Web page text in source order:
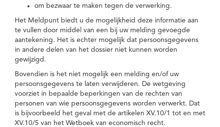
om bezwaar te maken tegen de verwerking.
Het Meldpunt biedt u de mogelijkheid deze informatie aan
te vullen door middel van een bij uw melding gevoegde
aantekening. Het is echter mogelijk dat persoonsgegevens
in andere delen van het dossier niet kunnen worden
gewijzigd.
Bovendien is het niet mogelijk een melding en/of uw
persoonsgegevens te laten verwijderen. De wetgeving
voorziet in bepaalde beperkingen van de rechten van
personen van wie persoonsgegevens worden verwerkt. Dat
is bijvoorbeeld het geval met de artikelen XV.10/1 tot en met
XV.10/5 van het Wetboek van economisch recht.